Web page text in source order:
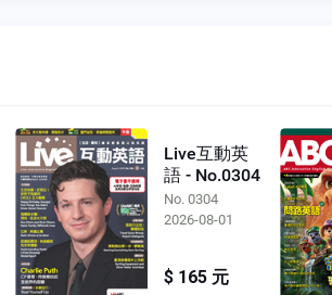
Live互動英
語 - No.0304
No. 0304
2026-08-01
$ 165 元